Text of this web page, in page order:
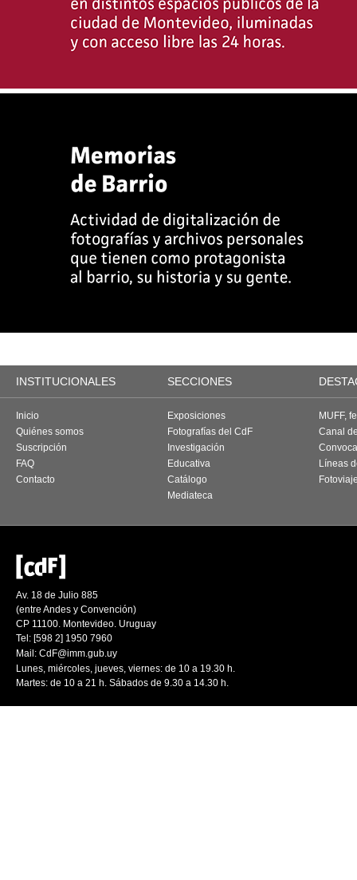
INSTITUCIONALES SECCIONES
Inicio
Quiénes somos
Suscripción
FAQ
Contacto
Exposiciones
Fotografías del CdF
Investigación
Educativa
Catálogo
Mediateca
MUFF,
Canal
Líneas
Av. 18 de Julio 885
(entre Andes y Convención)
CP 11100. Montevideo. Uruguay
Tel: [598 2] 1950 7960
Mail: CdF@imm.gub.uy
Lunes, miércoles, jueves, viernes: de 10 a 19.30 h.
Martes: de 10 a 21 h. Sábados de 9.30 a 14.30 h.